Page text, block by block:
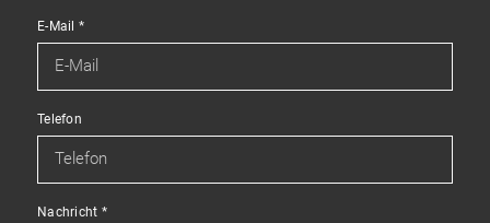
E-Mail *
Telefon
Nachricht *